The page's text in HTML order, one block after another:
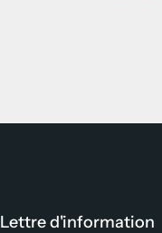
Lettre d'information